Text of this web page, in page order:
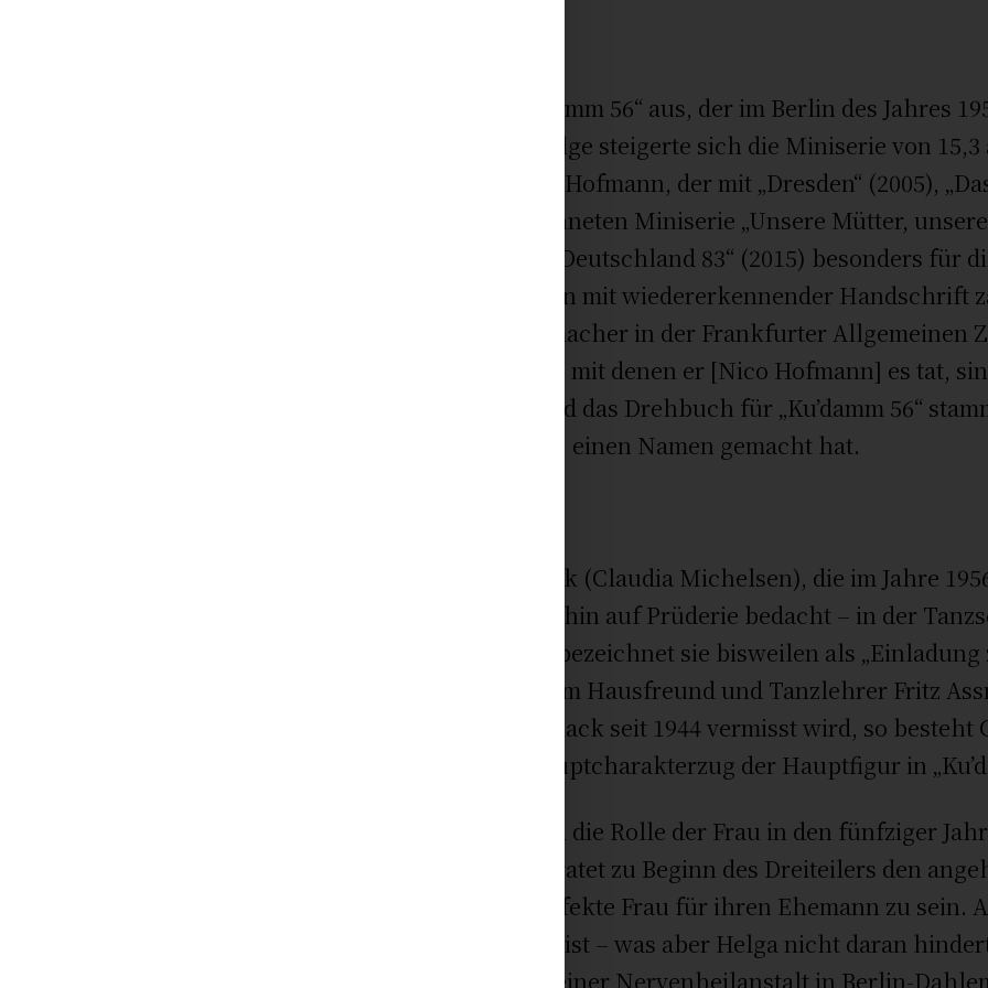
März strahlte das ZDF den Fernseh-Dreiteiler „Ku’damm 56“ aus, der im Berlin des Jahres
wurde: Von der ersten bis zur letzten Folge steigerte sich die Miniserie von
Produziert wurde die UFA-Miniserie von Nico Hofmann, der mit „Dresden“ (2005),
der mit dem „International Emy Award“ ausgezeichneten Miniserie „Unsere Mütter,
Straße“ (2014) sowie der achtteiligen Serie „Deutschland 83“ (2015) besonders
bekannt ist und der zu den deutschen Produzenten mit wiedererkennender Handschrift
schrieb der inzwischen verstorbene Frank Schirrmacher in der Frankfurter Allgemeinen
die Detailtreue, die Kompromisslosigkeit, mit denen er [Nico Hofmann] es tat,
dazu, die Seele des Landes anzurühren.“ Die Idee und das Drehbuch für „Ku’damm 56“
mit der DDR-Serie „Weissensee“ (2010–2014) einen Namen gemacht hat.
von „Ku’damm 56“ steht Caterina Schöllack (Claudia Michelsen), die im Jahre
und Benimmschule „Galant“ führt. Nach außen hin auf Prüderie bedacht – in der
unterrichtet werden, moderne Tänze bezeichnet sie bisweilen als
jahrelang ein geheim gehaltenes Verhältnis zum Hausfreund und Tanzlehrer Fritz
auf Heirat, weil Caterinas Ehemann Gerd Schöllack seit 1944 vermisst wird, so
Quo“. Heuchelei erweist sich demnach als der Hauptcharakterzug der Hauptfigur in
drei Töchtern von Caterina Schöllack spiegelt sich die Rolle der Frau in den fünfziger
– wider. Die älteste Helga (Maria Ehrich) heiratet zu Beginn des Dreiteilers den
(August Wittgenstein) und setzt alles daran, die perfekte Frau für ihren Ehemann zu
heraus, dass Wolfgang homosexuell veranlagt ist – was aber Helga nicht daran
(Emilia Schüle), die Jüngste, arbeitet als Pflegerin in einer Nervenheilanstalt in Berlin-